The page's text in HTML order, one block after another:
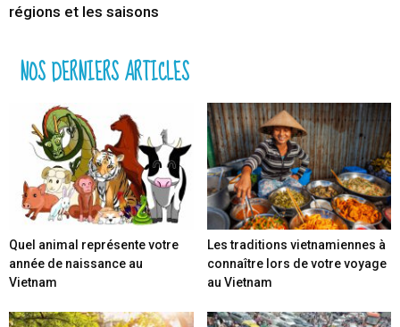
régions et les saisons
NOS DERNIERS ARTICLES
Quel animal représente votre
année de naissance au
Vietnam
Les traditions vietnamiennes à
connaître lors de votre voyage
au Vietnam